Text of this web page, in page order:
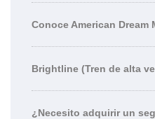
Conoce American Dream
Brightline (Tren de alta
¿Necesito adquirir un